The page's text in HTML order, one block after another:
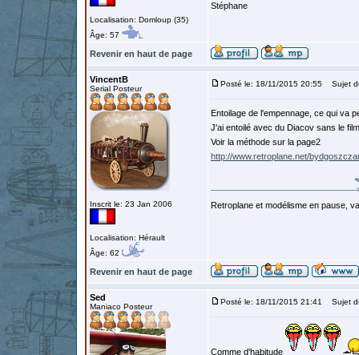
Localisation: Domloup (35)
Âge: 57
Stéphane
Revenir en haut de page
VincentB
Serial Posteur
Inscrit le: 23 Jan 2006
Localisation: Hérault
Âge: 62
Posté le: 18/11/2015 20:55 Sujet
Entoilage de l'empennage, ce qui va
J'ai entoilé avec du Diacov sans le
Voir la méthode sur la page2
http://www.retroplane.net/
Retroplane et modélisme en pause,
Revenir en haut de page
Sed
Maniaco Posteur
Posté le: 18/11/2015 21:41 Sujet
Comme d'habitude